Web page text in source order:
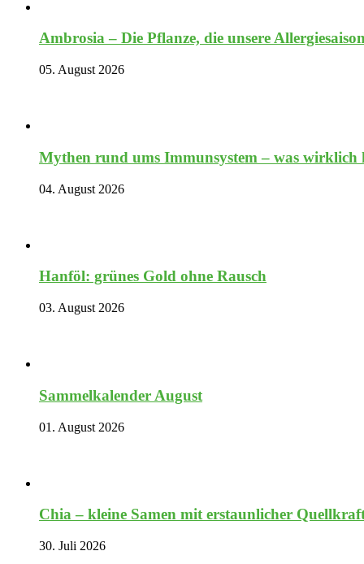
Ambrosia – Die Pflanze, die unsere
05. August 2026
Mythen rund ums Immunsystem – was
04. August 2026
Hanföl: grünes Gold ohne Rausch
03. August 2026
Sammelkalender August
01. August 2026
Chia – kleine Samen mit erstaunlicher
30. Juli 2026